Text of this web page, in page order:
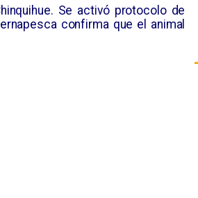
Se activó protocolo de
confirma que el animal